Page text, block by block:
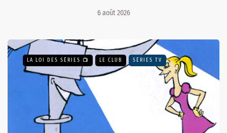
6 août 2026
LA LOI DES SÉRIES 📺 LE CLUB SÉRIES TV